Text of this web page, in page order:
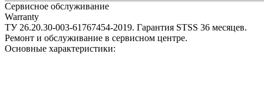
Сервисное обслуживание
Warranty
ТУ 26.20.30-003-61767454-2019. Гарантия STSS 36 месяцев.
Ремонт и обслуживание в сервисном центре.
Основные характеристики: